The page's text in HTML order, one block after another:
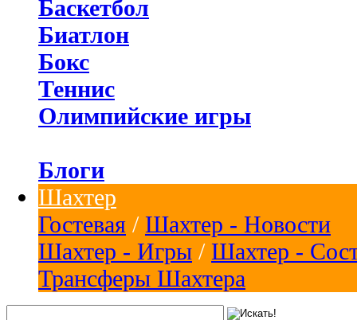
Баскетбол
Биатлон
Бокс
Теннис
Олимпийские игры
Блоги
Шахтер
Гостевая / Шахтер - Новости
Шахтер - Игры / Шахтер -
Трансферы Шахтера